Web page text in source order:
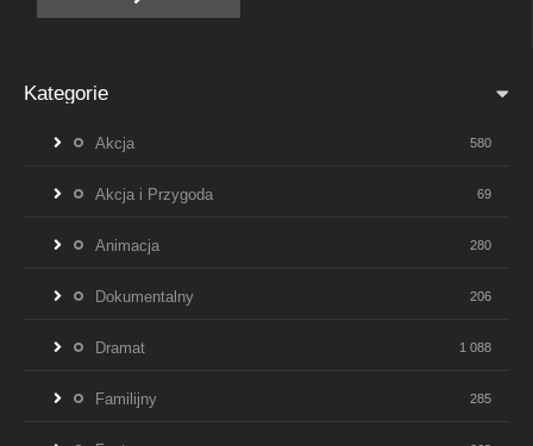
Kategorie
Akcja 580
Akcja i Przygoda 69
Animacja 280
Dokumentalny 206
Dramat 1 088
Familijny 285